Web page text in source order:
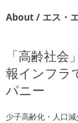
About / エス・
「高齢社
報インフラ
パニー
少子高齢化・人口